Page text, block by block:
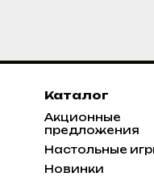
Каталог
Акционные
предложения
Настольные
Новинки